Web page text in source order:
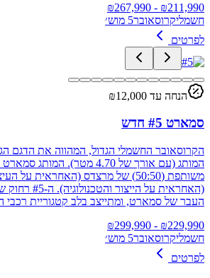
₪211,990
- ₪
267,990
חשמליקרוסאובר5 מוש׳
לפרטים
הנחה עד ₪ 12,000
סמארט #5 חדש
הקרוסאובר החשמלי הגדול, המהווה את הדגם
המותג (עם אורך של 4.70 מטר).
משותפת (50:50) של מרצדס (האחראית על
(האחראית על
העבר של סמארט, ומתייצב בלב קטגוריית רכבי
₪229,990
- ₪
299,990
חשמליקרוסאובר5 מוש׳
לפרטים